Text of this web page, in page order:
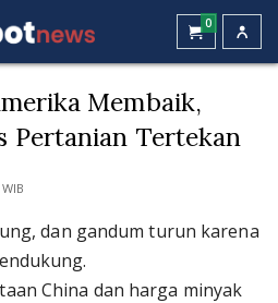
0
Membaik,
Pertanian Tertekan
dan gandum turun karena
China dan harga minyak